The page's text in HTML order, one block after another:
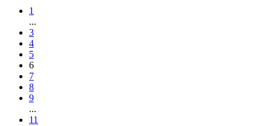
1
...
3
4
5
6
7
8
9
...
11